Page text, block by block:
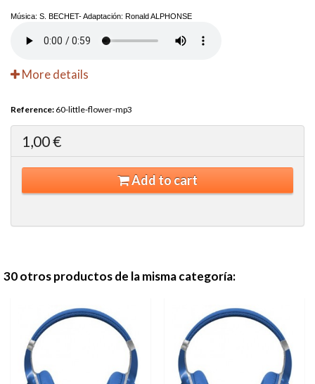
Música: S. BECHET- Adaptación: Ronald ALPHONSE
More details
Reference: 60-little-flower-mp3
1,00 €
Add to cart
30 otros productos de la misma categoría: